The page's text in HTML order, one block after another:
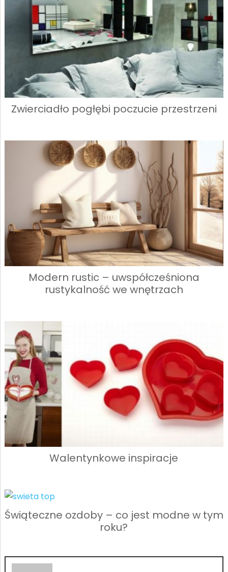
Zwierciadło pogłębi poczucie przestrzeni
Modern rustic – uwspółcześniona
rustykalność we wnętrzach
Walentynkowe inspiracje
Świąteczne ozdoby – co jest modne w tym
roku?